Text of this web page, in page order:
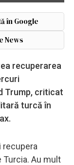
în Google
News
recuperarea
Trump, criticat
turcă în
recupera
Au mult